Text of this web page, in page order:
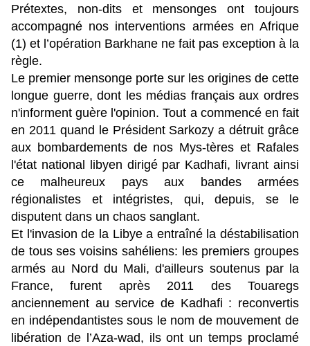
Prétextes, non-dits et mensonges ont toujours
accompagné nos interventions armées en Afrique
(1) et l’opération Barkhane ne fait pas exception à la
règle.
Le premier mensonge porte sur les origines de cette
longue guerre, dont les médias français aux ordres
n'informent guère l'opinion. Tout a commencé en fait
en 2011 quand le Président Sarkozy a détruit grâce
aux bombardements de nos Mys-tères et Rafales
l'état national libyen dirigé par Kadhafi, livrant ainsi
ce malheureux pays aux bandes armées
régionalistes et intégristes, qui, depuis, se le
disputent dans un chaos sanglant.
Et l'invasion de la Libye a entraîné la déstabilisation
de tous ses voisins sahéliens: les premiers groupes
armés au Nord du Mali, d'ailleurs soutenus par la
France, furent après 2011 des Touaregs
anciennement au service de Kadhafi : reconvertis
en indépendantistes sous le nom de mouvement de
libération de l’Aza-wad, ils ont un temps proclamé